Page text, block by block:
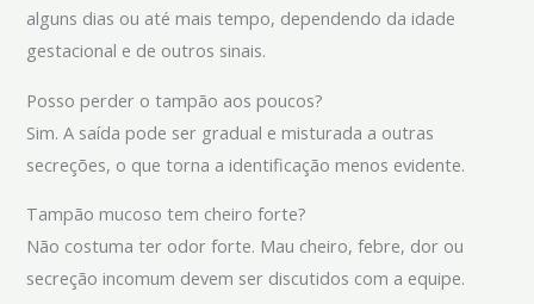
alguns dias ou até mais tempo, dependendo da idade
gestacional e de outros sinais.
Posso perder o tampão aos poucos?
Sim. A saída pode ser gradual e misturada a outras
secreções, o que torna a identificação menos evidente.
Tampão mucoso tem cheiro forte?
Não costuma ter odor forte. Mau cheiro, febre, dor ou
secreção incomum devem ser discutidos com a equipe.